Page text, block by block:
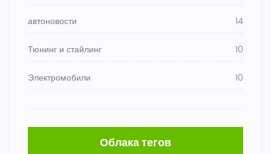
автоновости 14
Тюнинг и стайлинг 10
Электромобили 10
Облака тегов